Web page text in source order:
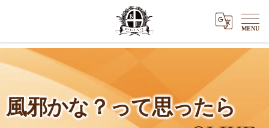
風邪かな？って思ったら